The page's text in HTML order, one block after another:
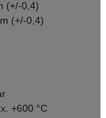
(+/-0,4)
(+/-0,4)
+600 °C